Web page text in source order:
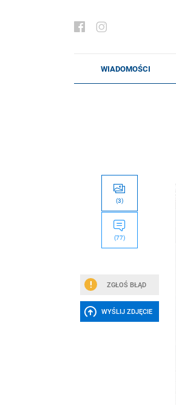
(3)
(77)
ZGŁOŚ BŁĄD
WYŚLIJ ZDJĘCIE